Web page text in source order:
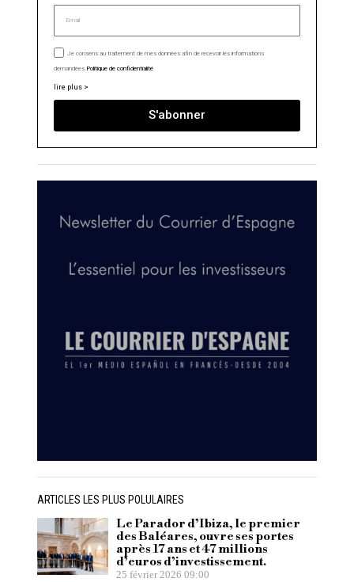
Je consens au traitement de mes données afin de recevoir les informations
demandées. Politique de confidentialité
lire plus >
S'abonner
ARTICLES LES PLUS POLULAIRES
Le Parador d’Ibiza, le premier
des Baléares, ouvre ses portes
après 17 ans et 47 millions
d’euros d’investissement.
25 février 2026 09:00